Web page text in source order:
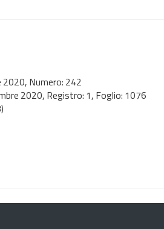
2020, Numero: 242
2020, Registro: 1, Foglio: 1076